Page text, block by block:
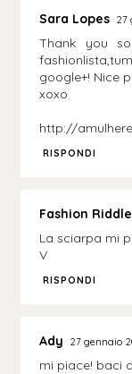
Sara Lopes 27
Thank you
google+! Nice
xoxo
http://
RISPONDI
Fashion
La sciarpa mi
V
RISPONDI
Ady 27 gennaio
mi piace! baci